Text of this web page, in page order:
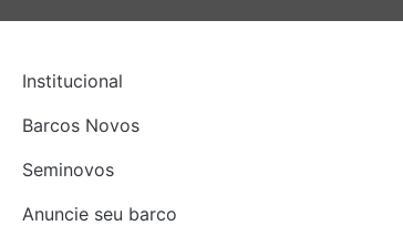
Institucional
Barcos Novos
Seminovos
Anuncie seu barco